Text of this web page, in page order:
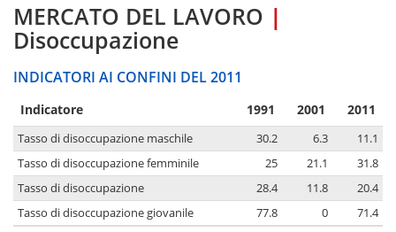
MERCATO DEL LAVORO |
Disoccupazione
INDICATORI AI CONFINI DEL 2011
Indicatore 1991 2001 2011
Tasso di disoccupazione maschile 30.2 6.3
11.1
Tasso di disoccupazione femminile
25 21.1
31.8
Tasso di disoccupazione
28.4 11.8
20.4
Tasso di disoccupazione giovanile
77.8 0 71.4